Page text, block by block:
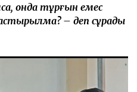
онда тұрғын емес
– деп сұрады